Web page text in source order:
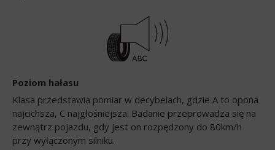
Poziom hałasu
Klasa przedstawia pomiar w decybelach, gdzie A to opona
najcichsza, C najgłośniejsza. Badanie przeprowadza się na
zewnątrz pojazdu, gdy jest on rozpędzony do 80km/h
przy wyłączonym silniku.